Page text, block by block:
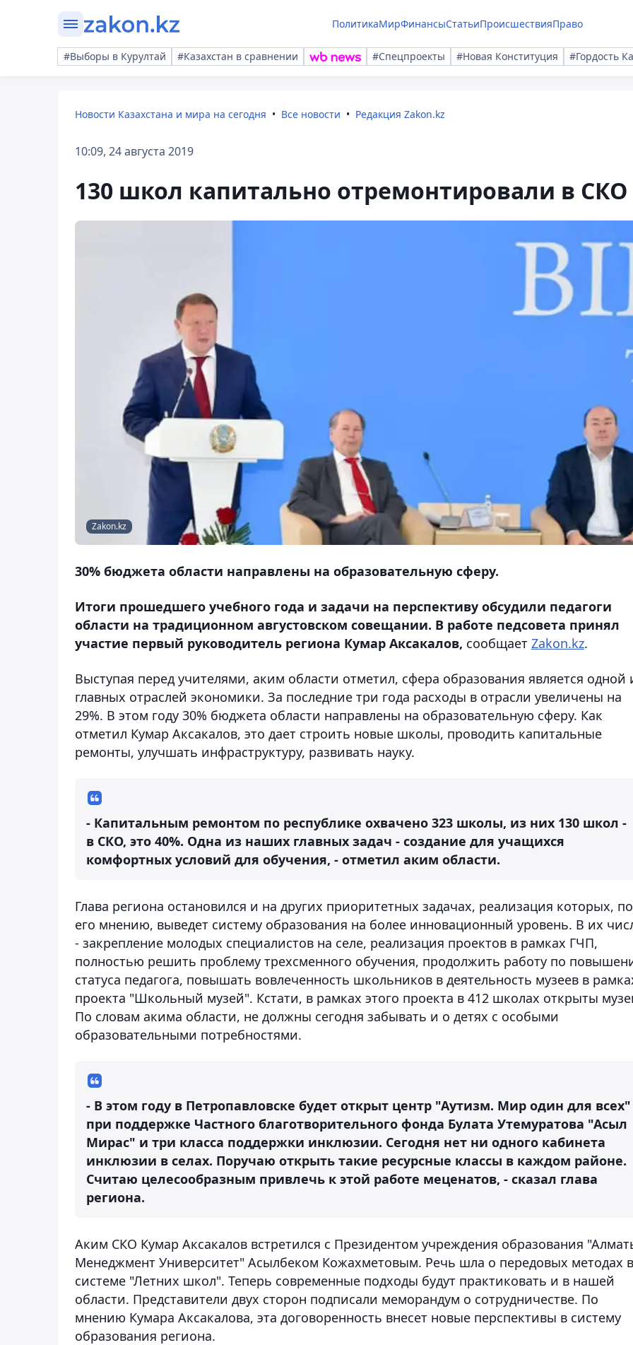
ПолитикаМирФинансыСтатьиПроисшествияПраво
#Выборы в Курултай #Казахстан в сравнении #Спецпроекты #Новая Конституция #Гордость
Новости Казахстана и мира на сегодня Все новости Редакция Zakon.kz
10:09, 24 августа 2019
130 школ капитально отремонтировали в СКО
Zakon.kz
30% бюджета области направлены на образовательную сферу.
Итоги прошедшего учебного года и задачи на перспективу обсудили педагоги
области на традиционном августовском совещании. В работе педсовета принял
участие первый руководитель региона Кумар Аксакалов, сообщает Zakon.kz.
Выступая перед учителями, аким области отметил, сфера образования является одной
главных отраслей экономики. За последние три года расходы в отрасли увеличены на
29%. В этом году 30% бюджета области направлены на образовательную сферу. Как
отметил Кумар Аксакалов, это дает строить новые школы, проводить капитальные
ремонты, улучшать инфраструктуру, развивать науку.
- Капитальным ремонтом по республике охвачено 323 школы, из них 130 школ -
в СКО, это 40%. Одна из наших главных задач - создание для учащихся
комфортных условий для обучения, - отметил аким области.
Глава региона остановился и на других приоритетных задачах, реализация которых, по
его мнению, выведет систему образования на более инновационный уровень. В их
- закрепление молодых специалистов на селе, реализация проектов в рамках ГЧП,
полностью решить проблему трехсменного обучения, продолжить работу по
статуса педагога, повышать вовлеченность школьников в деятельность музеев в
проекта "Школьный музей". Кстати, в рамках этого проекта в 412 школах открыты
По словам акима области, не должны сегодня забывать и о детях с особыми
образовательными потребностями.
- В этом году в Петропавловске будет открыт центр "Аутизм. Мир один для всех"
при поддержке Частного благотворительного фонда Булата Утемуратова "Асыл
Мирас" и три класса поддержки инклюзии. Сегодня нет ни одного кабинета
инклюзии в селах. Поручаю открыть такие ресурсные классы в каждом районе.
Считаю целесообразным привлечь к этой работе меценатов, - сказал глава
региона.
Аким СКО Кумар Аксакалов встретился с Президентом учреждения образования
Менеджмент Университет" Асылбеком Кожахметовым. Речь шла о передовых методах в
системе "Летних школ". Теперь современные подходы будут практиковать и в нашей
области. Представители двух сторон подписали меморандум о сотрудничестве. По
мнению Кумара Аксакалова, эта договоренность внесет новые перспективы в систему
образования региона.